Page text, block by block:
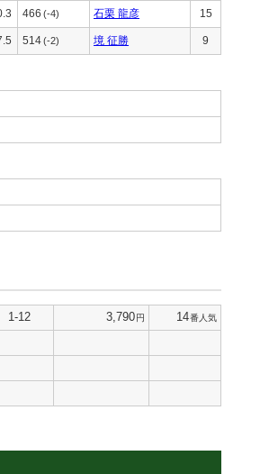
466 (-4) 石栗 龍彦 15
514(-2) 境 征勝 9
1-12 3,790円 14番人気